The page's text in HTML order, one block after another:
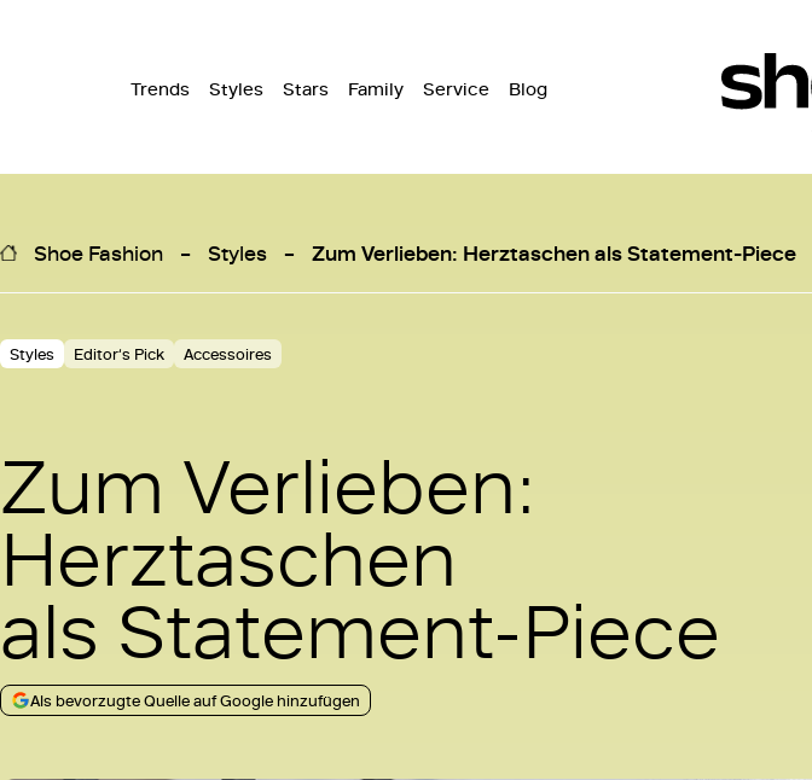
Trends Styles Stars Family Service Blog
Shoe Fashion Styles Zum Verlieben: Herztaschen als Statement-Piece
Styles Editor‘s Pick Accessoires
Zum Verlieben:
Herztaschen
als Statement-Piece
Als bevorzugte Quelle auf Google hinzufügen